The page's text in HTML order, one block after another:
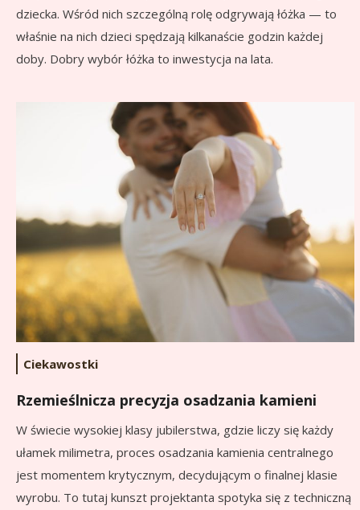
dziecka. Wśród nich szczególną rolę odgrywają łóżka — to
właśnie na nich dzieci spędzają kilkanaście godzin każdej
doby. Dobry wybór łóżka to inwestycja na lata.
Ciekawostki
Rzemieślnicza precyzja osadzania kamieni
W świecie wysokiej klasy jubilerstwa, gdzie liczy się każdy
ułamek milimetra, proces osadzania kamienia centralnego
jest momentem krytycznym, decydującym o finalnej klasie
wyrobu. To tutaj kunszt projektanta spotyka się z techniczną